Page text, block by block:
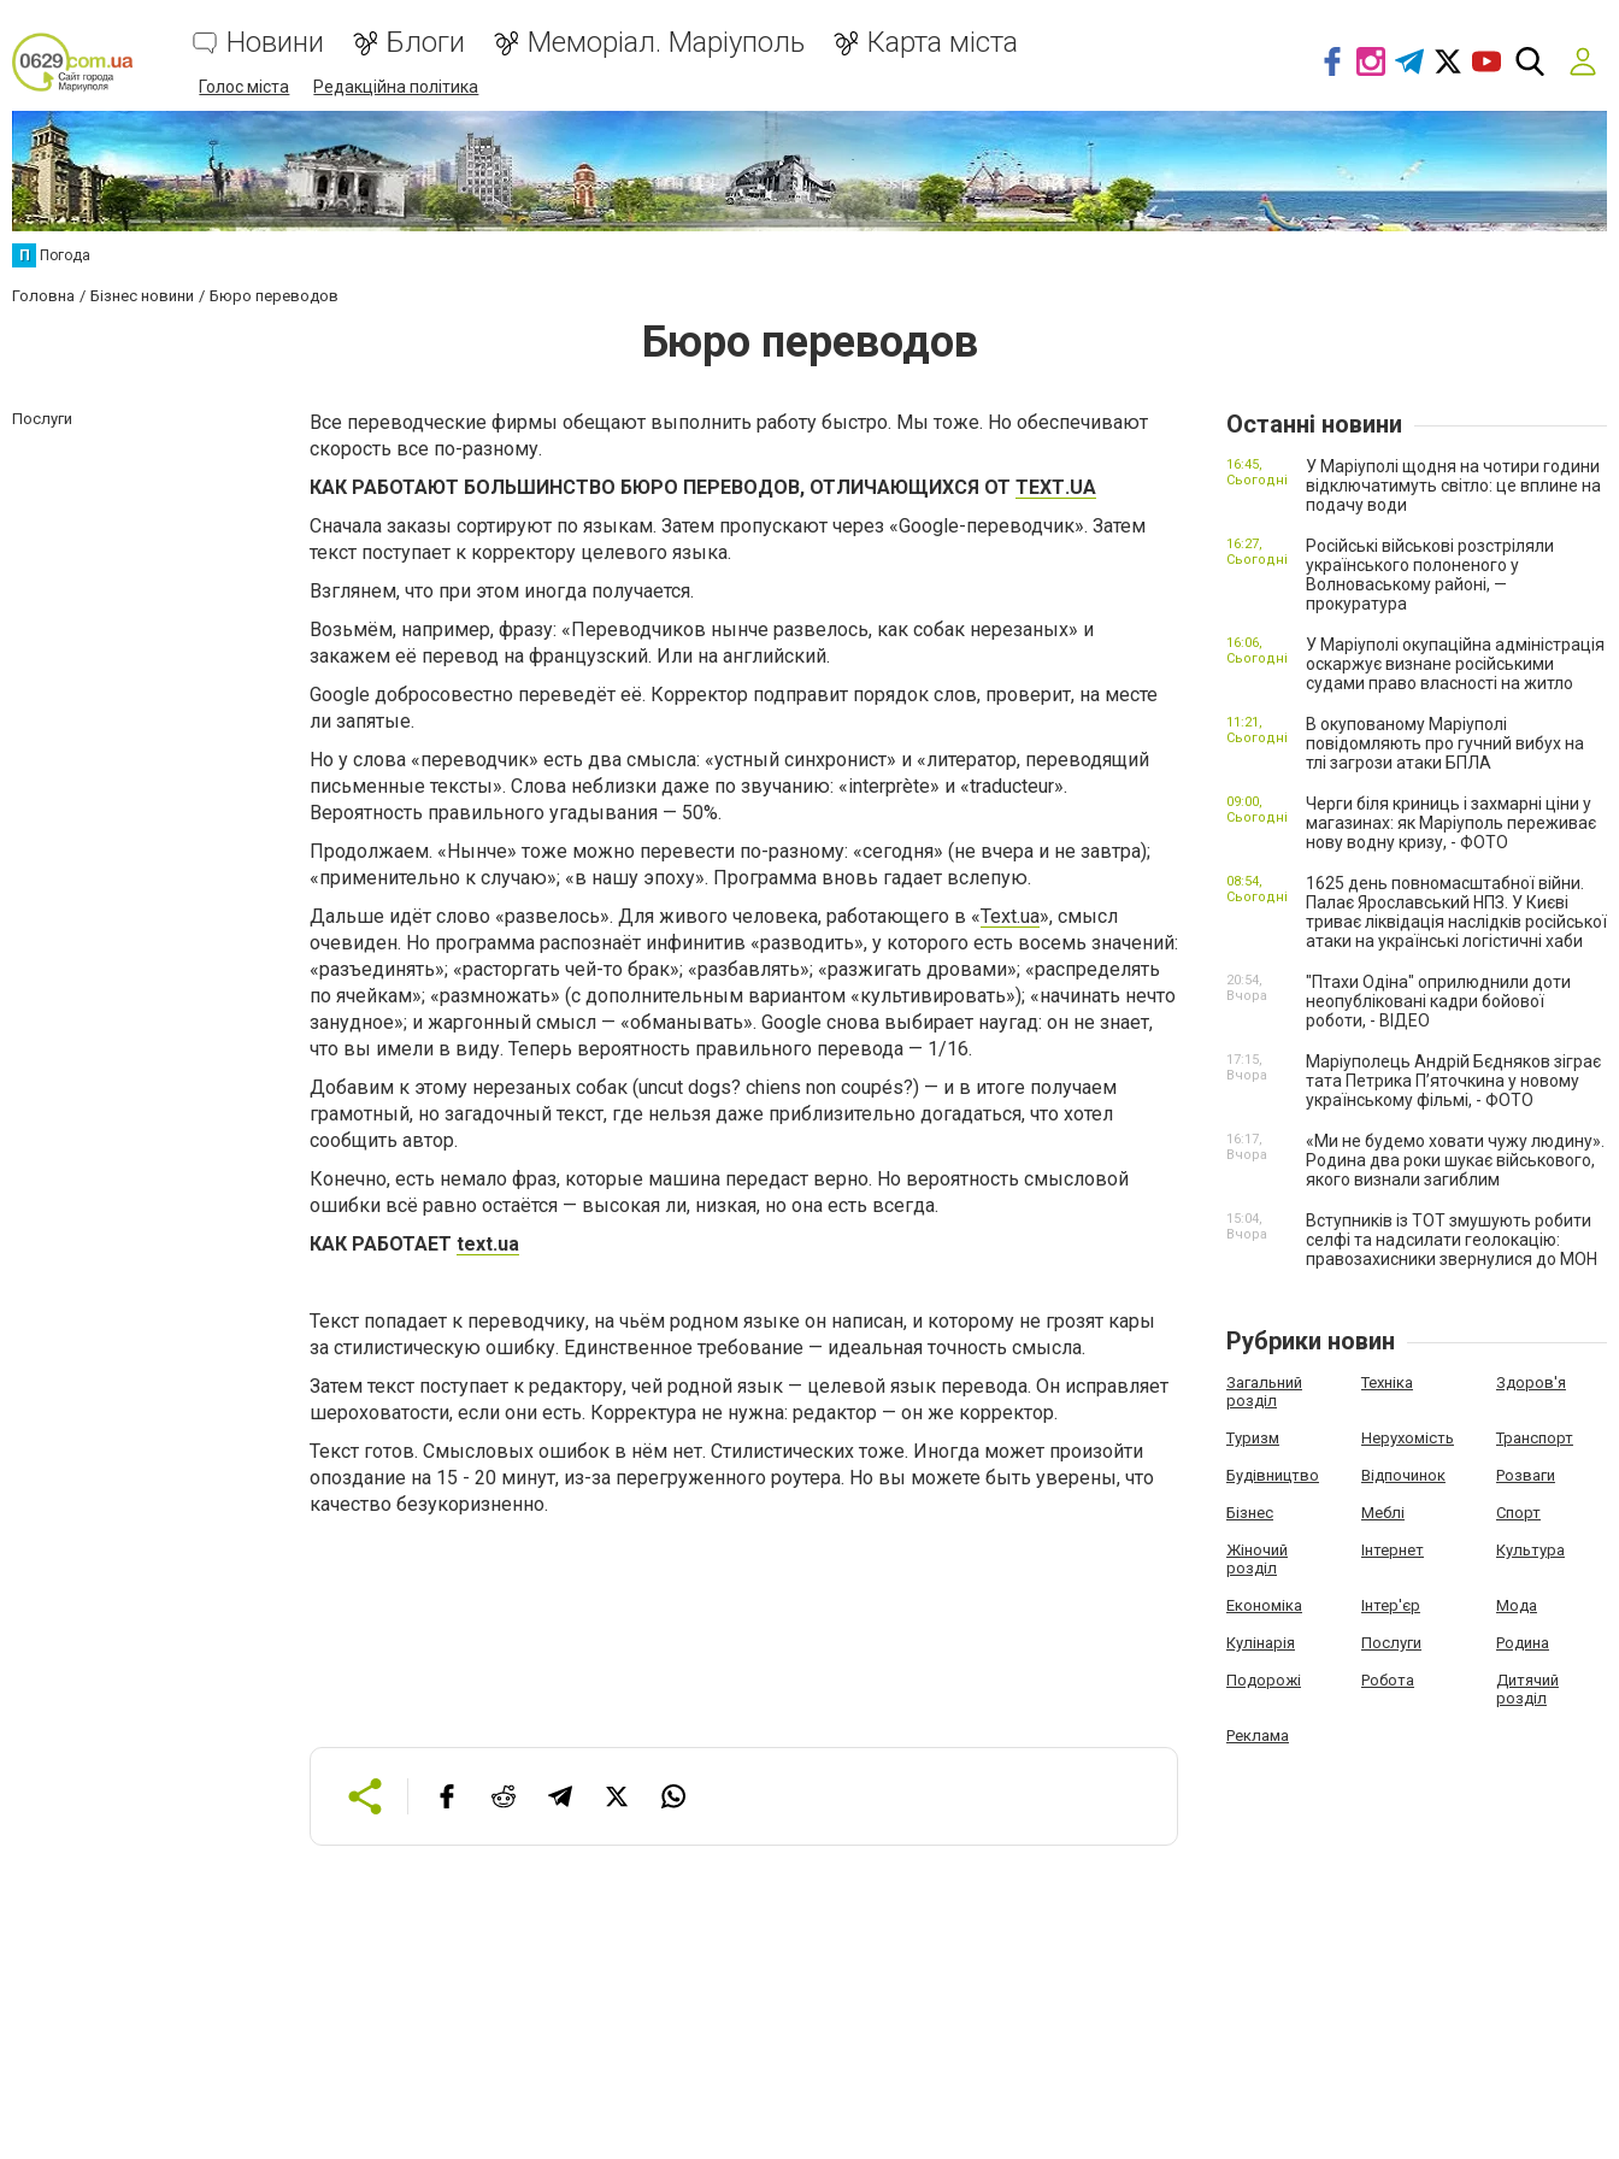
Новини Блоги Меморіал. Маріуполь Карта міста
Голос міста Редакційна політика
П Погода
Головна Бізнес новини Бюро переводов
Бюро переводов
Послуги
Все переводческие фирмы обещают выполнить работу быстро. Мы тоже. Но обеспечивают
скорость все по-разному.
КАК РАБОТАЮТ БОЛЬШИНСТВО БЮРО ПЕРЕВОДОВ, ОТЛИЧАЮЩИХСЯ ОТ ТЕХТ.UA
Сначала заказы сортируют по языкам. Затем пропускают через «Google-переводчик». Затем
текст поступает к корректору целевого языка.
Взглянем, что при этом иногда получается.
Возьмём, например, фразу: «Переводчиков нынче развелось, как собак нерезаных» и
закажем её перевод на французский. Или на английский.
Google добросовестно переведёт её. Корректор подправит порядок слов, проверит, на месте
ли запятые.
Но у слова «переводчик» есть два смысла: «устный синхронист» и «литератор, переводящий
письменные тексты». Слова неблизки даже по звучанию: «interprète» и «traducteur».
Вероятность правильного угадывания — 50%.
Продолжаем. «Нынче» тоже можно перевести по-разному: «сегодня» (не вчера и не завтра);
«применительно к случаю»; «в нашу эпоху». Программа вновь гадает вслепую.
Дальше идёт слово «развелось». Для живого человека, работающего в «Text.ua», смысл
очевиден. Но программа распознаёт инфинитив «разводить», у которого есть восемь значений:
«разъединять»; «расторгать чей-то брак»; «разбавлять»; «разжигать дровами»; «распределять
по ячейкам»; «размножать» (с дополнительным вариантом «культивировать»); «начинать нечто
занудное»; и жаргонный смысл — «обманывать». Google снова выбирает наугад: он не знает,
что вы имели в виду. Теперь вероятность правильного перевода — 1/16.
Добавим к этому нерезаных собак (uncut dogs? chiens non coupés?) — и в итоге получаем
грамотный, но загадочный текст, где нельзя даже приблизительно догадаться, что хотел
сообщить автор.
Конечно, есть немало фраз, которые машина передаст верно. Но вероятность смысловой
ошибки всё равно остаётся — высокая ли, низкая, но она есть всегда.
КАК РАБОТАЕТ text.ua
Текст попадает к переводчику, на чьём родном языке он написан, и которому не грозят кары
за стилистическую ошибку. Единственное требование — идеальная точность смысла.
Затем текст поступает к редактору, чей родной язык — целевой язык перевода. Он исправляет
шероховатости, если они есть. Корректура не нужна: редактор — он же корректор.
Текст готов. Смысловых ошибок в нём нет. Стилистических тоже. Иногда может произойти
опоздание на 15 - 20 минут, из-за перегруженного роутера. Но вы можете быть уверены, что
качество безукоризненно.
Останні новини
У Маріуполі щодня на чотири години
відключатимуть світло: це вплине на
подачу води
16:45,
Сьогодні
Російські військові розстріляли
українського полоненого у
Волноваському районі, —
прокуратура
16:27,
Сьогодні
У Маріуполі окупаційна адміністрація
оскаржує визнане російськими
судами право власності на житло
16:06,
Сьогодні
В окупованому Маріуполі
повідомляють про гучний вибух на
тлі загрози атаки БПЛА
11:21,
Сьогодні
Черги біля криниць і захмарні ціни у
магазинах: як Маріуполь переживає
нову водну кризу, - ФОТО
09:00,
Сьогодні
1625 день повномасштабної війни.
Палає Ярославський НПЗ. У Києві
триває ліквідація наслідків російської
атаки на українські логістичні хаби
08:54,
Сьогодні
"Птахи Одіна" оприлюднили доти
неопубліковані кадри бойової
роботи, - ВІДЕО
20:54,
Вчора
Маріуполець Андрій Бєдняков зіграє
тата Петрика П’яточкина у новому
українському фільмі, - ФОТО
17:15,
Вчора
«Ми не будемо ховати чужу людину».
Родина два роки шукає військового,
якого визнали загиблим
16:17,
Вчора
Вступників із ТОТ змушують робити
селфі та надсилати геолокацію:
правозахисники звернулися до МОН
15:04,
Вчора
Рубрики новин
Загальний
розділ
Техніка Здоров'я
Туризм Нерухомість Транспорт
Будівництво Відпочинок Розваги
Бізнес Меблі Спорт
Жіночий
розділ
Інтернет Культура
Економіка Інтер'єр Мода
Кулінарія Послуги Родина
Подорожі Робота
Дитячий
розділ
Реклама